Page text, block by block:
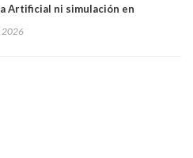
Artificial ni simulación en
Asentamientos Humanos PUC
2026